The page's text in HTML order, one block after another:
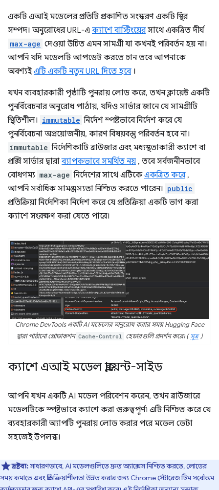
একটি এআই মডেলের প্রতিটি প্রকাশিত সংস্করণ একটি স্থির
সম্পদ। অনুরোধের URL-এ ক্যাশে বাস্টিংয়েরসাথে একত্রিত দীর্ঘ
max-age দেওয়া উচিত এমন সামগ্রী যা কখনই পরিবর্তন হয় না।
আপনি যদি মডেলটি আপডেট করতে চান তবে আপনাকে
অবশ্যইএটি একটি নতুন URL দিতে হবে।
যখন ব্যবহারকারী পৃষ্ঠাটি পুনরায় লোড করে, তখন ক্লায়েন্ট একটি
পুনর্বিবেচনার অনুরোধ পাঠায়, যদিও সার্ভার জানে যে সামগ্রীটি
স্থিতিশীল। immutable নির্দেশ স্পষ্টভাবে নির্দেশ করে যে
পুনর্বিবেচনা অপ্রয়োজনীয়, কারণ বিষয়বস্তু পরিবর্তন হবে না।
immutable নির্দেশিকাটি ব্রাউজার এবং মধ্যস্থতাকারী ক্যাশে বা
প্রক্সি সার্ভার দ্বারাব্যাপকভাবে সমর্থিত নয় , তবে সর্বজনীনভাবে
বোধগম্য max-age নির্দেশের সাথে এটিকেএকত্রিত করে,
আপনি সর্বাধিক সামঞ্জস্যতা নিশ্চিত করতে পারেন। public
প্রতিক্রিয়া নির্দেশিকা নির্দেশ করে যে প্রতিক্রিয়া একটি ভাগ করা
ক্যাশে সংরক্ষণ করা যেতে পারে।
Chrome DevTools একটি AI মডেলের অনুরোধ করার সময় Hugging Face
দ্বারা পাঠানো প্রোডাকশন Cache-Control হেডারগুলি প্রদর্শন করে৷ (সূত্র)
ক্যাশে এআই মডেল ক্লায়েন্ট-সাইড
আপনি যখন একটি AI মডেল পরিবেশন করেন, তখন ব্রাউজারে
মডেলটিকে স্পষ্টভাবে ক্যাশে করা গুরুত্বপূর্ণ৷ এটি নিশ্চিত করে যে
ব্যবহারকারী অ্যাপটি পুনরায় লোড করার পরে মডেল ডেটা
সহজেই উপলব্ধ।
দ্রষ্টব্য:সাধারণভাবে, AI মডেলগুলিতে দ্রুত অ্যাক্সেস নিশ্চিত করতে, লোডের
সময় কমাতে এবং প্রতিক্রিয়াশীলতা উন্নত করার জন্য Chrome স্টোরেজ টিম সর্বোত্তম